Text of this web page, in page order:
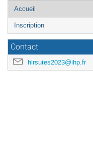
Menu
de
l'événement
Accueil
Inscription
Contact
hirsutes2023@ihp.fr